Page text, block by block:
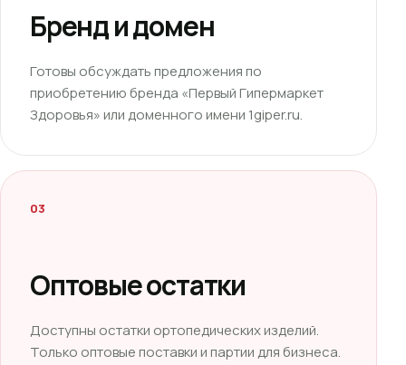
Бренд и домен
Готовы обсуждать предложения по
приобретению бренда «Первый Гипермаркет
Здоровья» или доменного имени 1giper.ru.
03
Оптовые остатки
Доступны остатки ортопедических изделий.
Только оптовые поставки и партии для бизнеса.